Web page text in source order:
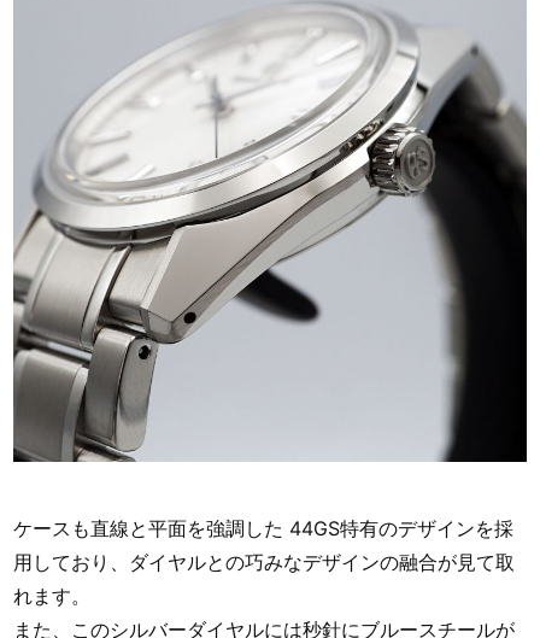
ケースも直線と平面を強調した 44GS特有のデザインを採
用しており、ダイヤルとの巧みなデザインの融合が見て取
れます。
また、このシルバーダイヤルには秒針にブルースチールが